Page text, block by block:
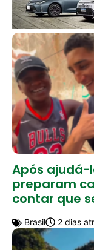
Após ajudá-
preparam
contar que
Brasil 2 dias